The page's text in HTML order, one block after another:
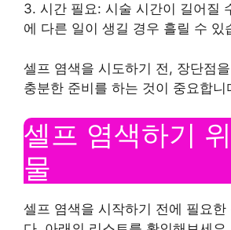
3. 시간 필요: 시술 시간이 길어질
에 다른 일이 생길 경우 흘릴 수 있
셀프 염색을 시도하기 전, 장단점
충분한 준비를 하는 것이 중요합니
셀프 염색하기
물
셀프 염색을 시작하기 전에 필요한